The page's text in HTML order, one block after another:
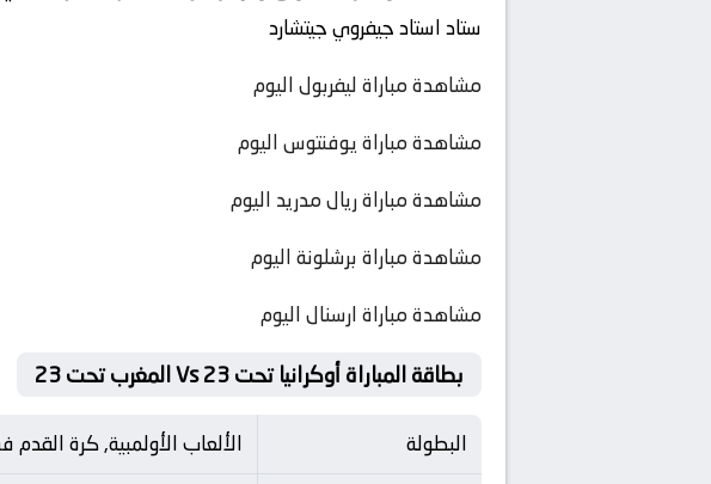
ستاد استاد جيفروي جيتشارد
مشاهدة مباراة ليفربول اليوم
مشاهدة مباراة يوفنتوس اليوم
مشاهدة مباراة ريال مدريد اليوم
مشاهدة مباراة برشلونة اليوم
مشاهدة مباراة ارسنال اليوم
بطاقة المباراة أوكرانيا تحت 23 Vs المغرب تحت 23
البطولة
الألعاب الأولمبية, كرة